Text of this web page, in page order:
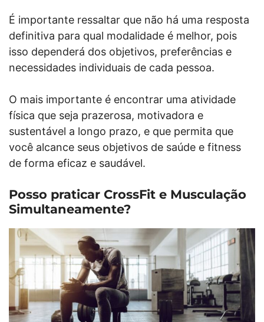
É importante ressaltar que não há uma resposta
definitiva para qual modalidade é melhor, pois
isso dependerá dos objetivos, preferências e
necessidades individuais de cada pessoa.
O mais importante é encontrar uma atividade
física que seja prazerosa, motivadora e
sustentável a longo prazo, e que permita que
você alcance seus objetivos de saúde e fitness
de forma eficaz e saudável.
Posso praticar CrossFit e Musculação
Simultaneamente?